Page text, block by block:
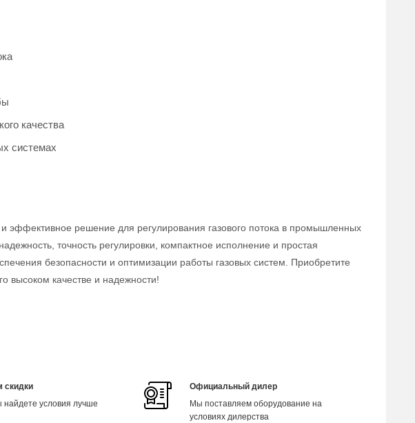
качества
системах
эффективное решение для регулирования газового потока в промышленных
точность регулировки, компактное исполнение и простая
безопасности и оптимизации работы газовых систем. Приобретите
высоком качестве и надежности!
скидки
найдете условия лучше
Официальный дилер
Мы поставляем оборудование на
условиях дилерства